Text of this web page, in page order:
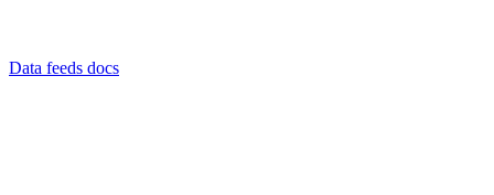
Data feeds docs